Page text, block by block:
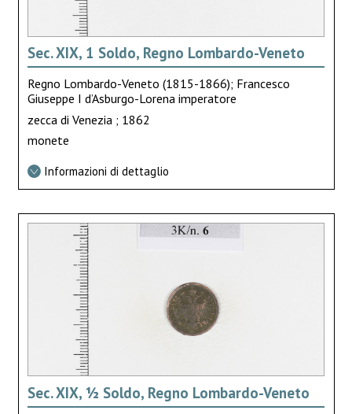
Sec. XIX, 1 Soldo, Regno Lombardo-Veneto
Regno Lombardo-Veneto (1815-1866); Francesco
Giuseppe I d’Asburgo-Lorena imperatore
zecca di Venezia ; 1862
monete
Informazioni di dettaglio
Sec. XIX, ½ Soldo, Regno Lombardo-Veneto